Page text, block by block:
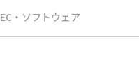
EC・ソフトウェア